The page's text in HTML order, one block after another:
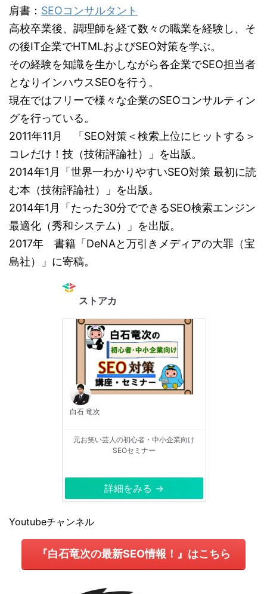
肩書： SEOコンサルタント
高校卒業後、調理師を経て数々の職業を経験し、そ
の後IT企業でHTMLおよびSEO対策を学ぶ。
その経験を知識を生かしながら各企業でSEO担当者
となりインハウスSEOを行う。
現在ではフリーで様々な企業のSEOコンサルティン
グを行っている。
2011年11月 「SEO対策＜検索上位にヒットする＞
コレだけ！技（技術評論社）」を出版。
2014年1月「世界一わかりやすいSEO対策 最初に読
む本（技術評論社）」を出版。
2014年1月「たった30分でできるSEO検索エンジン
最適化（秀和システム）」を出版。
2017年 書籍「DeNAと万引きメディアの大罪（宝
島社）」に寄稿。
ストアカ
白石 竜次
元お笑い芸人の初心者・中小企業向け
SEOセミナー
詳細をみる →
Youtubeチャンネル
『白石竜次の最新SEO情報！』はこちら